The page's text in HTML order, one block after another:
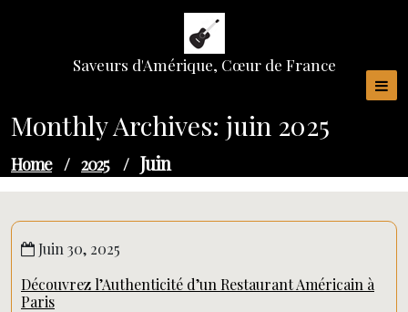
Saveurs d'Amérique, Cœur de France
Monthly Archives: juin 2025
Home / 2025 / Juin
Juin 30, 2025
Découvrez l’Authenticité d’un Restaurant Américain à
Paris